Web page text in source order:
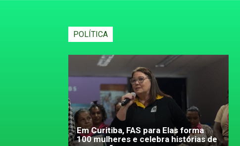
POLÍTICA
Em Curitiba, FAS para Elas forma
100 mulheres e celebra histórias de